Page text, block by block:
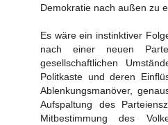
Demokratie nach außen zu
Es wäre ein instinktiver
nach einer neuen
gesellschaftlichen
Politkaste und deren
Ablenkungsmanöver,
Aufspaltung des
Mitbestimmung des